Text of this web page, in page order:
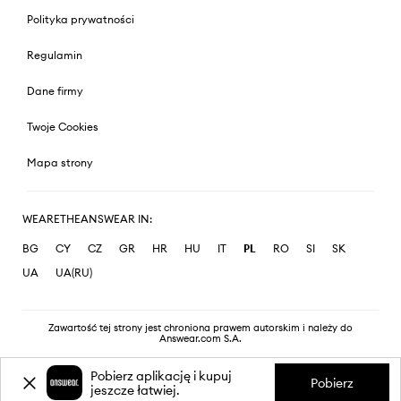
Polityka prywatności
Regulamin
Dane firmy
Twoje Cookies
Mapa strony
WEARETHEANSWEAR IN:
BG CY CZ GR HR HU IT PL RO SI
SK
UA
UA(RU)
Zawartość tej strony jest chroniona prawem autorskim i należy do
Answear.com S.A.
Pobierz aplikację i kupuj
jeszcze łatwiej.
Pobierz